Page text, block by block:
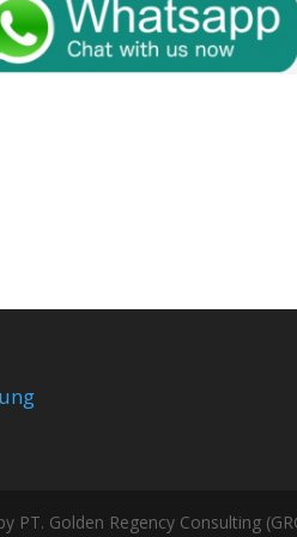
PT. Golden Regency Consulting